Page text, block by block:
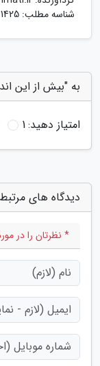
شناسه مطلب: 1425
به "بیش از این
امتیاز دهید:1
دیدگاه های
* نظرتان را در